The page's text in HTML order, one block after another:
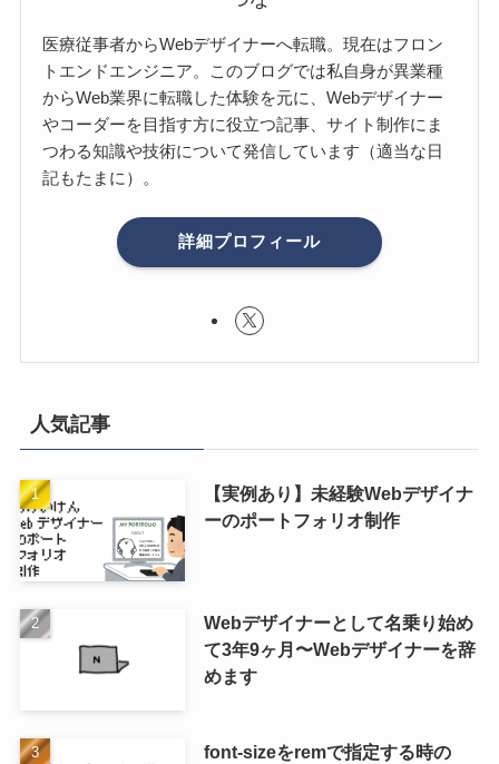
医療従事者からWebデザイナーへ転職。現在はフロン
トエンドエンジニア。このブログでは私自身が異業種
からWeb業界に転職した体験を元に、Webデザイナー
やコーダーを目指す方に役立つ記事、サイト制作にま
つわる知識や技術について発信しています（適当な日
記もたまに）。
詳細プロフィール
人気記事
【実例あり】未経験Webデザイナ
ーのポートフォリオ制作
Webデザイナーとして名乗り始め
て3年9ヶ月〜Webデザイナーを辞
めます
font-sizeをremで指定する時の